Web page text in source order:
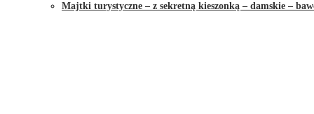
Majtki turystyczne – z sekretną kieszonką – damskie –